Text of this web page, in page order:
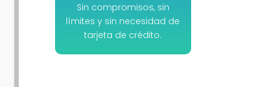
Sin compromisos, sin
límites y sin necesidad de
tarjeta de crédito.